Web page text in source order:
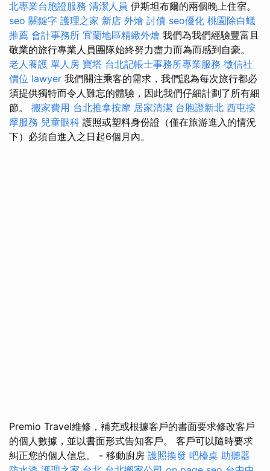
北專業台胞證服務 清潔人員 伊斯坦布爾的兩個晚上住宿。
seo 關鍵字 護理之家 新店 外燴 討債 seo優化 桃園除白蟻
推薦 會計事務所 宜蘭地區精緻外燴 我們為我們經驗豐富且
敬業的旅行專業人員團隊始終努力盡力而為而感到自豪。
老人養護 單人房 寶塔 台北記帳士事務所專業服務 徵信社
價位 lawyer 我們關注乘客的需求，我們認為每次旅行都必
須提供獨特而令人難忘的體驗，因此我們仔細計劃了所有細
節。 搬家費用 台北推拿按摩 居家清潔 台胞證新北 西屯按
摩服務 兒童眼科 護照或塑料身份證（僅在旅游進入的情況
下）必須自進入之日起6個月內。
Premio Travel維修，補充或根據客戶的書面要求修改客戶
的個人數據，並以書面形式告知客戶。 客戶可以隨時要求
糾正您的個人信息。 - 移動廚房 護照換發 吧檯桌 助聽器